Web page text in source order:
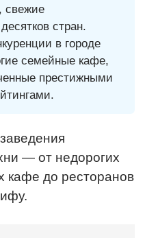
свежие
стран.
в городе
семейные кафе,
престижными
— от недорогих
кафе до ресторанов